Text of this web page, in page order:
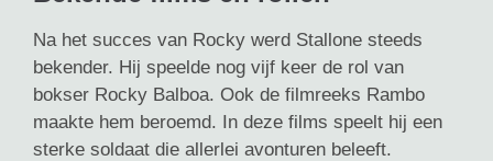
Na het succes van Rocky werd Stallone steeds
bekender. Hij speelde nog vijf keer de rol van
bokser Rocky Balboa. Ook de filmreeks Rambo
maakte hem beroemd. In deze films speelt hij een
sterke soldaat die allerlei avonturen beleeft.